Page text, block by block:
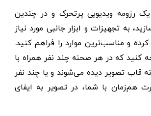
رزومه ویدیویی پرتحرک و در چندین
به تجهیزات و ابزار جانبی مورد نیاز
و مناسب‌ترین موارد را فراهم کنید.
کنید که در هر صحنه چند نفر همراه با
قاب تصویر دیده می‌شوند و یا چند نفر
هم‌زمان با شما، در تصویر به ایفای